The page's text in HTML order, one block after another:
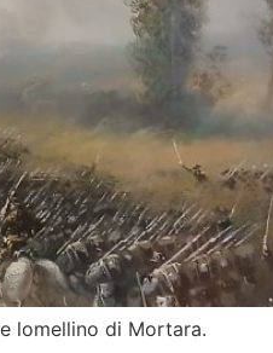
lomellino di Mortara.